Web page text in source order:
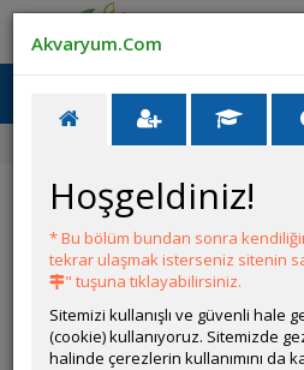
Ana Menü
Ana Sayfa
Tatlı Su Canlıları
Samolus valerandi
Akvaryum.Com
Hoşgeldiniz!
* Bu bölüm bundan sonra
tekrar ulaşmak isterseniz sitenin
" tuşuna tıklayabilirsiniz.
Sitemizi kullanışlı ve güvenli hale
(cookie) kullanıyoruz. Sitemizde
halinde çerezlerin kullanımını da